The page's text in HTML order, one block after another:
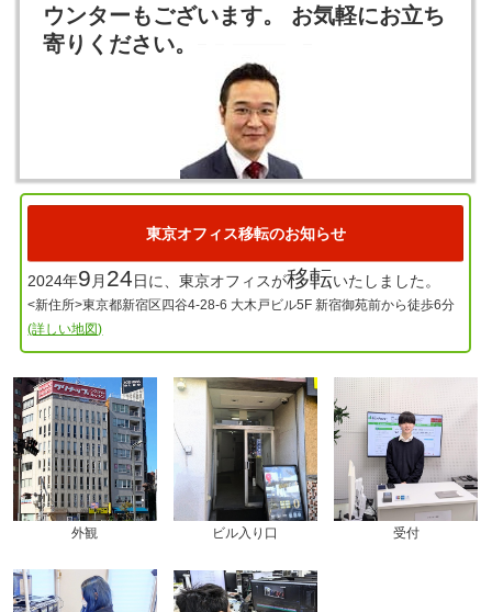
ウンターもございます。 お気軽にお立ち
寄りください。
東京オフィス移転のお知らせ
2024年9 月 24日に、東京オフィスが移転いたしました。
<新住所>東京都新宿区四谷4-28-6 大木戸ビル5F 新宿御苑前から徒歩6分
(詳しい地図)
外観 ビル入り口 受付